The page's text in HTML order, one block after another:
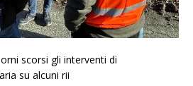
scorsi gli interventi di
su alcuni rii